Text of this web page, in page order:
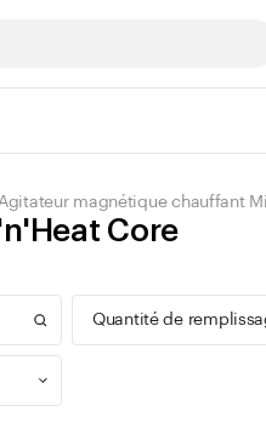
magnétique chauffant
Core
Quantité de